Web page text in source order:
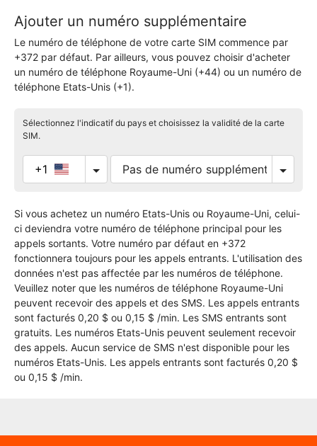
Ajouter un numéro supplémentaire
Le numéro de téléphone de votre carte SIM commence par
+372 par défaut. Par ailleurs, vous pouvez choisir d'acheter
un numéro de téléphone Royaume-Uni (+44) ou un numéro de
téléphone Etats-Unis (+1).
Sélectionnez l'indicatif du pays et choisissez la validité de la carte
SIM.
+1
Si vous achetez un numéro Etats-Unis ou Royaume-Uni, celui-
ci deviendra votre numéro de téléphone principal pour les
appels sortants. Votre numéro par défaut en +372
fonctionnera toujours pour les appels entrants. L'utilisation des
données n'est pas affectée par les numéros de téléphone.
Veuillez noter que les numéros de téléphone Royaume-Uni
peuvent recevoir des appels et des SMS. Les appels entrants
sont facturés 0,20 $ ou 0,15 $ /min. Les SMS entrants sont
gratuits. Les numéros Etats-Unis peuvent seulement recevoir
des appels. Aucun service de SMS n'est disponible pour les
numéros Etats-Unis. Les appels entrants sont facturés 0,20 $
ou 0,15 $ /min.